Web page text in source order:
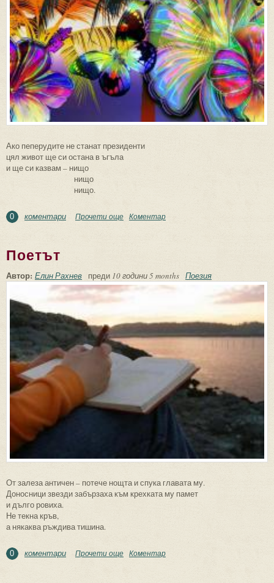
Ако пеперудите не станат президенти
цял живот ще си остана в ъгъла
и ще си казвам – нищо
нищо
нищо.
0 коментари Прочети още about Ако пеперудите не станат
Коментар
Поетът
Автор: Елин Рахнев преди 10 години 5 months Поезия
От залеза античен – потече нощта и спука главата му.
Доносници звезди забързаха към крехката му памет
и дълго ровиха.
Не текна кръв,
а някаква ръждива тишина.
0 коментари Прочети още about Поетът
Коментар